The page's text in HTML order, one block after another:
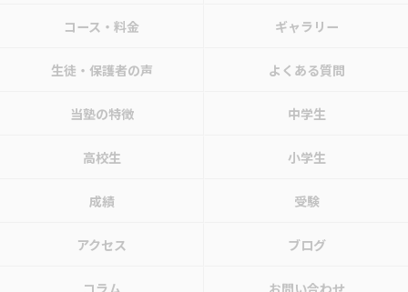
コース・料金 ギャラリー
生徒・保護者の声 よくある質問
当塾の特徴 中学生
高校生 小学生
成績 受験
アクセス ブログ
コラム お問い合わせ